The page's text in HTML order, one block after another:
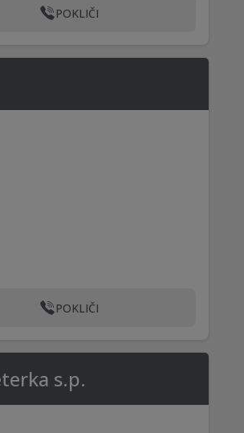
POKLIČI
POKLIČI
s.p.